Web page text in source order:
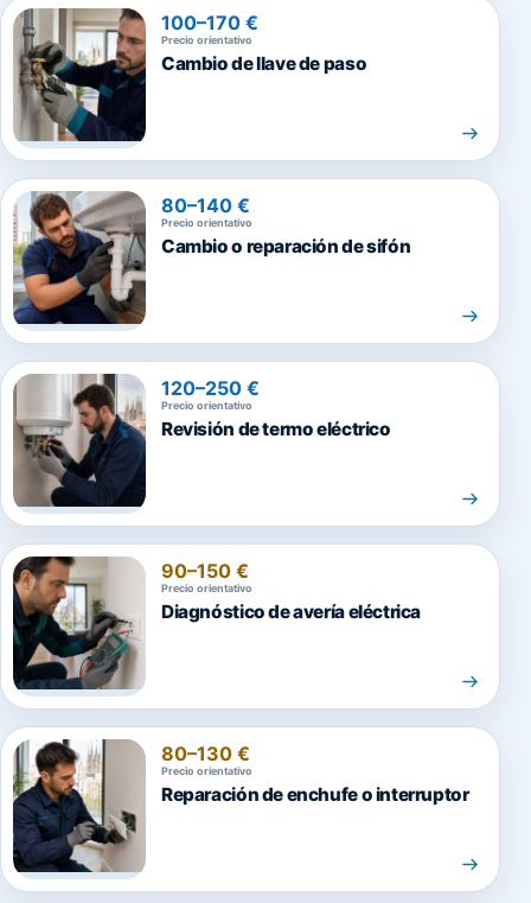
100–170 €
Precio orientativo
Cambio de llave de paso
80–140 €
Precio orientativo
Cambio o reparación de sifón
120–250 €
Precio orientativo
Revisión de termo eléctrico
90–150 €
Precio orientativo
Diagnóstico de avería eléctrica
80–130 €
Precio orientativo
Reparación de enchufe o interruptor